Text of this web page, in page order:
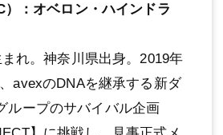
）：オベロン・ハインドラ
れ。神奈川県出⾝。2019年
avexのDNAを継承する新ダ
ループのサバイバル企画